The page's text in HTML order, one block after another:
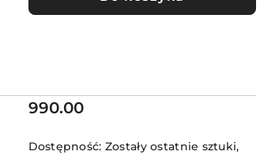
Cena:
990.00
Dostępność: Zostały ostatnie sztuki,